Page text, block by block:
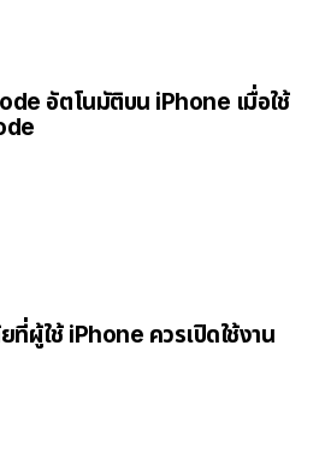
อัตโนมัติบน iPhone เมื่อใช้
ที่ผู้ใช้ iPhone ควรเปิดใช้งาน